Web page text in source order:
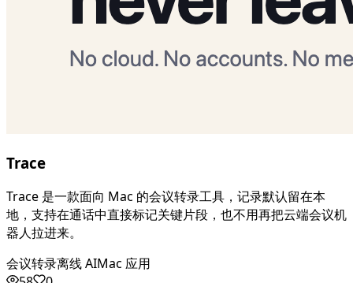
Trace
Trace 是一款面向 Mac 的会议转录工具，记录默认留在本
地，支持在通话中直接标记关键片段，也不用再把云端会议机
器人拉进来。
会议转录离线 AIMac 应用